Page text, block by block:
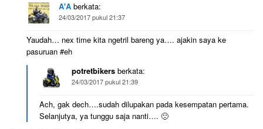
A'A berkata:
24/03/2017 pukul 21:37
Yaudah… nex time kita ngetril bareng ya…. ajakin saya ke
pasuruan #eh
potretbikers berkata:
24/03/2017 pukul 21:39
Ach, gak dech….sudah dilupakan pada kesempatan pertama.
Selanjutya, ya tunggu saja nanti…. 🙁